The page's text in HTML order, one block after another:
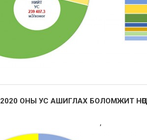
2020 ОНЫ УС АШИГЛАХ БОЛОМЖИТ
,